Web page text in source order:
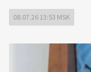
08.07.26 13:53 MSK